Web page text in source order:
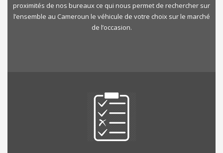
proximités de nos bureaux ce qui nous permet de rechercher sur
l’ensemble au Cameroun le véhicule de votre choix sur le marché
de l’occasion.